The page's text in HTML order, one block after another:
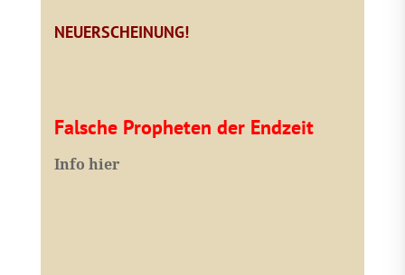
NEUERSCHEINUNG!
Falsche Propheten der Endzeit
Info hier